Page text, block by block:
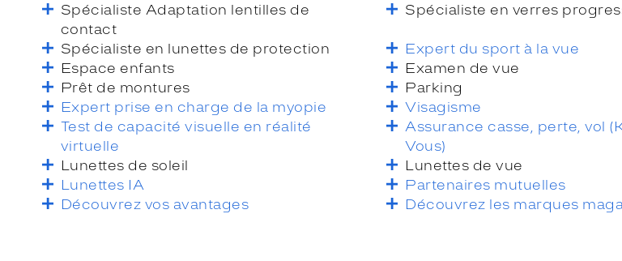
Spécialiste Adaptation lentilles de
contact
Spécialiste en verres
Spécialiste en lunettes de protection
Expert du sport à la vue
Espace enfants
Examen de vue
Prêt de montures
Parking
Expert prise en charge de la myopie
Visagisme
Test de capacité visuelle en réalité
virtuelle
Assurance casse, perte, vol
Vous)
Lunettes de soleil
Lunettes de vue
Lunettes IA
Partenaires mutuelles
Découvrez vos avantages
Découvrez les marques